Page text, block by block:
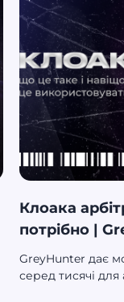
Клоака
потрібно |
GreyHunter дає
серед тисячі для